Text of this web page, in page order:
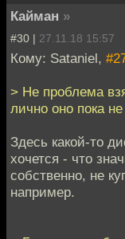
Кайман »
#30 | 27.11.18 15:57
Кому: Sataniel,
> Не проблема
лично оно пока
Здесь какой-то
хочется - что
собственно, не
например.